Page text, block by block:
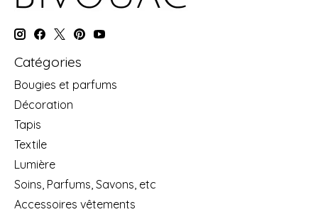
Catégories
Bougies et parfums
Décoration
Tapis
Textile
Lumière
Soins, Parfums, Savons, etc
Accessoires vêtements